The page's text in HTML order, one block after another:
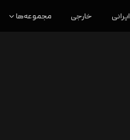
ایرانی خارجی مجموعه‌ها